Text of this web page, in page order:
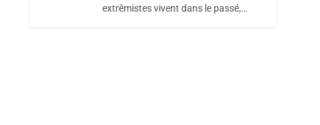
Maroc : Les Amandes
extrêmistes vivent dans le passé,…